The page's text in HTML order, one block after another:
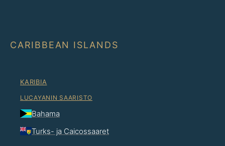
CARIBBEAN ISLANDS
KARIBIA
LUCAYANIN SAARISTO
Bahama
Turks- ja Caicossaaret